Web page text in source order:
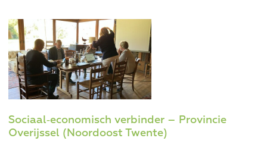
Sociaal‑economisch verbinder – Provincie
Overijssel (Noordoost Twente)